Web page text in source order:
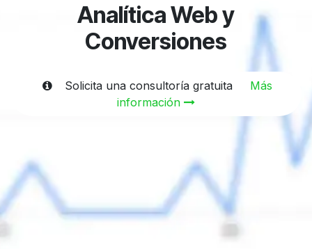
Analítica Web y
Conversiones
Solicita una consultoría gratuita Más
información